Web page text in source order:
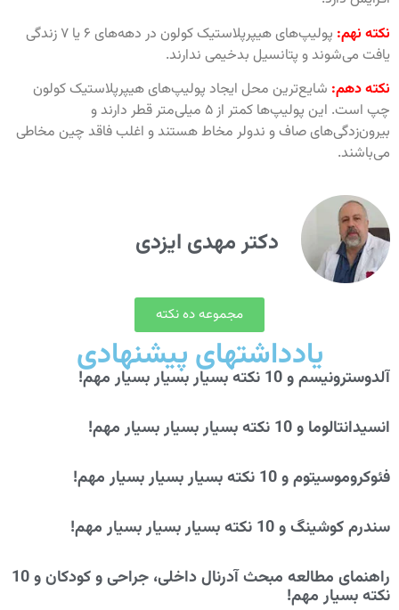
نکته نهم:
پولیپ‌های هیپرپلاستیک کولون در دهه‌های ۶ یا ۷ زندگی
یافت می‌شوند و پتانسیل بدخیمی ندارند.
نکته دهم: شایع‌ترین محل ایجاد پولیپ‌های هیپرپلاستیک کولون
چپ است. این پولیپ‌ها کمتر از ۵ میلی‌متر قطر دارند و
بیرون‌زدگی‌های صاف و ندولر مخاط هستند و اغلب فاقد چین مخاطی
می‌باشند.
دکتر مهدی ایزدی
مجموعه ده نکته
یادداشتهای پیشنهادی
آلدوسترونیسم و 10 نکته بسیار بسیار بسیار مهم!
انسیدانتالوما و 10 نکته بسیار بسیار بسیار مهم!
فئوکروموسیتوم و 10 نکته بسیار بسیار بسیار مهم!
سندرم کوشینگ و 10 نکته بسیار بسیار بسیار مهم!
راهنمای مطالعه مبحث آدرنال داخلی، جراحی و کودکان و 10
نکته بسیار مهم!